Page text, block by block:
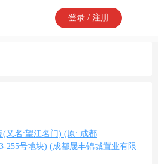
登录 / 注册
(又名:望江名门) (原: 成都
255号地块) (成都晟丰锦城置业有限